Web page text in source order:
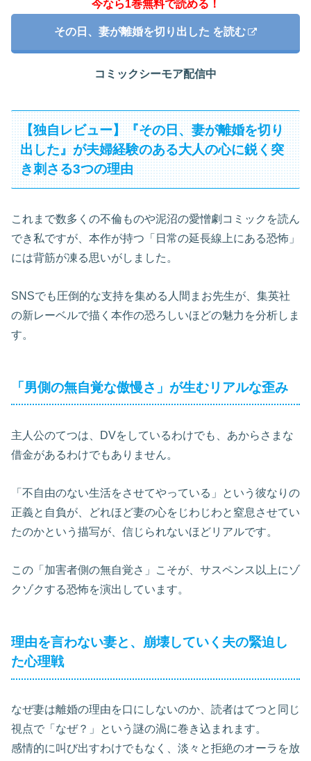
今なら1巻無料で読める！
その日、妻が離婚を切り出した を読む
コミックシーモア配信中
【独自レビュー】『その日、妻が離婚を切り
出した』が夫婦経験のある大人の心に鋭く突
き刺さる3つの理由
これまで数多くの不倫ものや泥沼の愛憎劇コミックを読ん
でき私ですが、本作が持つ「日常の延長線上にある恐怖」
には背筋が凍る思いがしました。
SNSでも圧倒的な支持を集める人間まお先生が、集英社
の新レーベルで描く本作の恐ろしいほどの魅力を分析しま
す。
「男側の無自覚な傲慢さ」が生むリアルな歪み
主人公のてつは、DVをしているわけでも、あからさまな
借金があるわけでもありません。
「不自由のない生活をさせてやっている」という彼なりの
正義と自負が、どれほど妻の心をじわじわと窒息させてい
たのかという描写が、信じられないほどリアルです。
この「加害者側の無自覚さ」こそが、サスペンス以上にゾ
クゾクする恐怖を演出しています。
理由を言わない妻と、崩壊していく夫の緊迫し
た心理戦
なぜ妻は離婚の理由を口にしないのか、読者はてつと同じ
視点で「なぜ？」という謎の渦に巻き込まれます。
感情的に叫び出すわけでもなく、淡々と拒絶のオーラを放